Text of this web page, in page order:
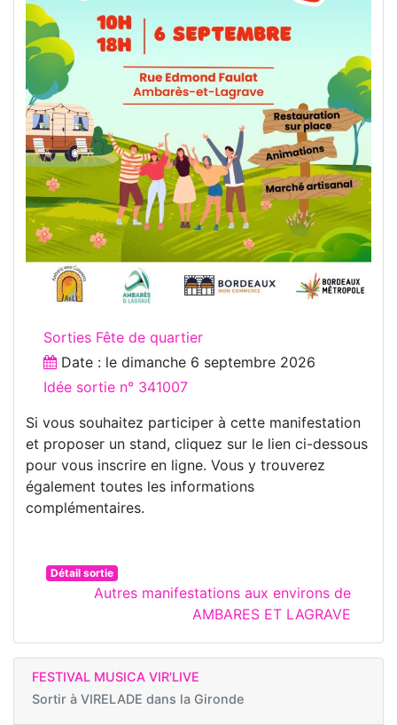
Sorties Fête de quartier
Date : le dimanche 6 septembre 2026
Idée sortie n° 341007
Si vous souhaitez participer à cette manifestation
et proposer un stand, cliquez sur le lien ci-dessous
pour vous inscrire en ligne. Vous y trouverez
également toutes les informations
complémentaires.
Détail sortie
Autres manifestations aux environs de
AMBARES ET LAGRAVE
FESTIVAL MUSICA VIR'LIVE
Sortir à VIRELADE dans la Gironde